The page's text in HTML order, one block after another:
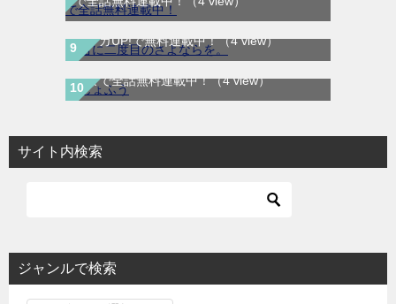
君に二度目のさよならを。｜最新刊第2巻！
マンガUP!で無料連載中！（4 view）
じょふう｜最新刊第1巻！マンガParkで最新
話まで全話無料連載中！（4 view）
サイト内検索
ジャンルで検索